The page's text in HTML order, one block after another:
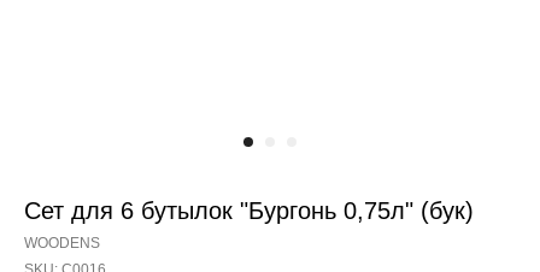
Сет для 6 бутылок "Бургонь 0,75л" (бук)
WOODENS